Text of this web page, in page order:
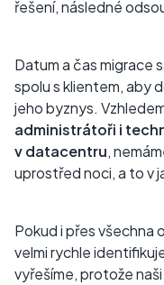
řešení, následné
Datum a čas migrace
spolu s klientem, aby
jeho byznys.
administrátoři i
v datacentru,
uprostřed noci, a to v
Pokud i přes všechna
velmi rychle
vyřešíme, protože